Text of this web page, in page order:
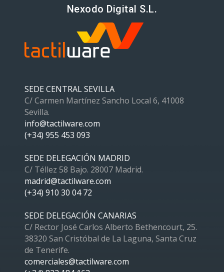
Nexodo Digital S.L.
SEDE CENTRAL SEVILLA
C/ Carmen Martínez Sancho Local 6, 41008
Sevilla.
info@tactilware.com
(+34) 955 453 093
SEDE DELEGACIÓN MADRID
C/ Téllez 58 Bajo. 28007 Madrid.
madrid@tactilware.com
(+34) 910 30 04 72
SEDE DELEGACIÓN CANARIAS
C/ Rector José Carlos Alberto Bethencourt, 25.
38320 San Cristóbal de La Laguna, Santa Cruz
de Tenerife.
comerciales@tactilware.com